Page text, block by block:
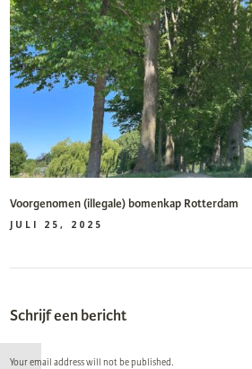
Voorgenomen (illegale) bomenkap Rotterdam
JULI 25, 2025
Schrijf een bericht
Your email address will not be published.